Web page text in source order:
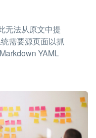
无法从原文中提
需要源页面以抓
YAML